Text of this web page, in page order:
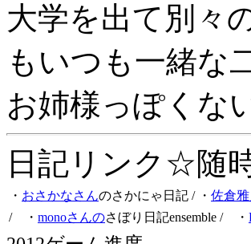
大学を出て別々
もいつも一緒な
お姉様っぽくな
日記リンク☆随
・ おさかなさんのさかにゃ日記 / ・ 佐倉
/ ・ monoさんのさぼり日記ensemble / ・